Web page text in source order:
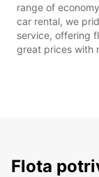
range of
car rental, we
service, offering
great prices with
Flota